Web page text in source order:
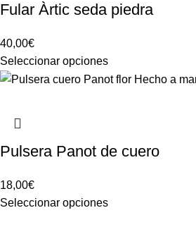
Fular Àrtic seda piedra
40,00€
Seleccionar opciones
Pulsera Panot de cuero
18,00€
Seleccionar opciones